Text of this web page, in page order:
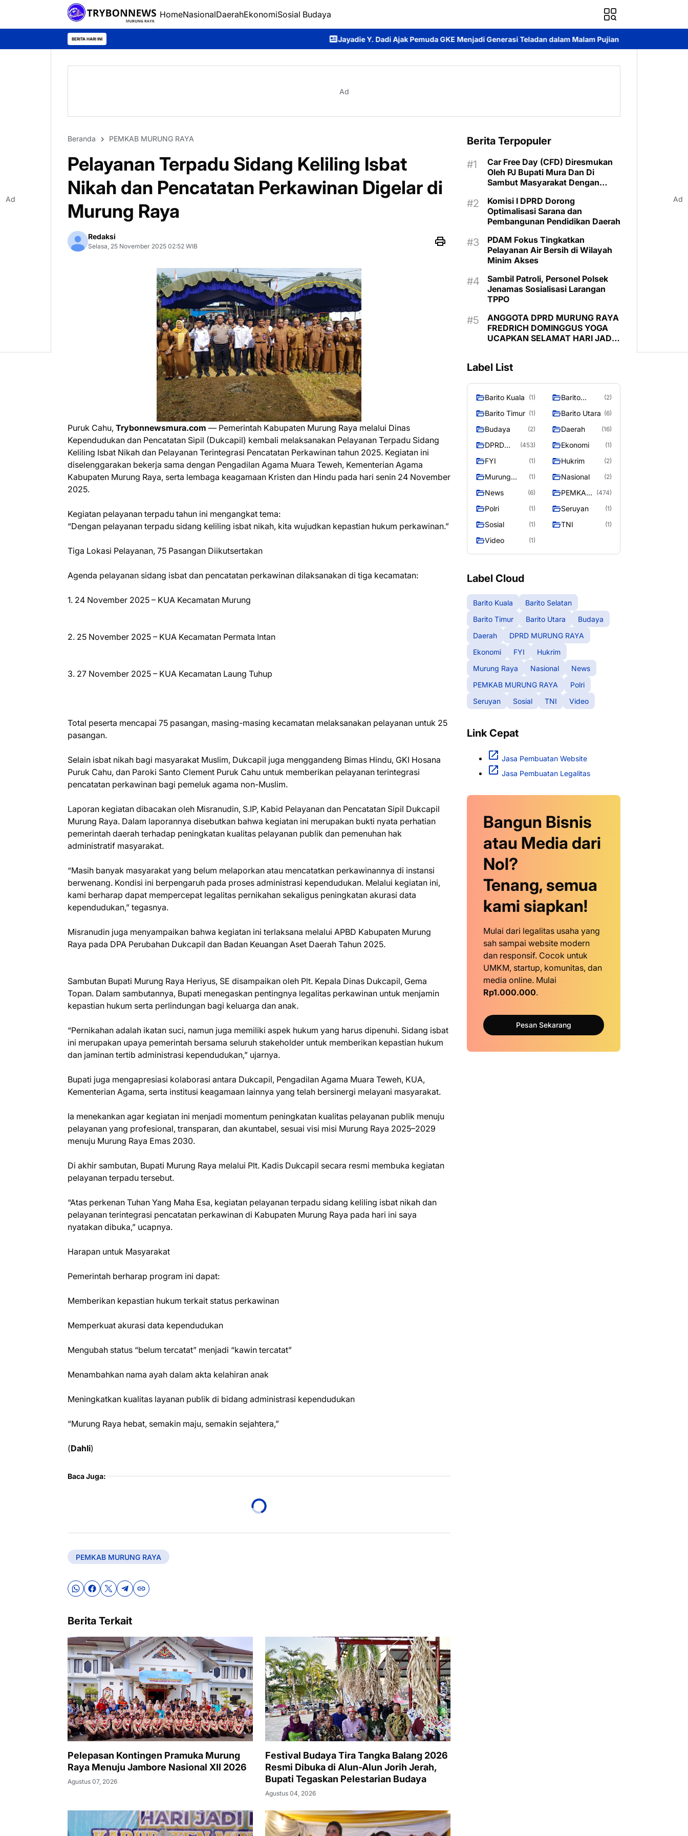
HomeNasionalDaerahEkonomiSosial Budaya
BERITA HARI INI Jayadie Y. Dadi Ajak Pemuda GKE Menjadi Generasi Teladan dalam Malam Pujian Hari Pemuda GKE 2026
Ad
Beranda PEMKAB MURUNG RAYA
Pelayanan Terpadu Sidang Keliling Isbat
Nikah dan Pencatatan Perkawinan Digelar di
Murung Raya
Redaksi
Selasa, 25 November 2025 02:52 WIB
Puruk Cahu, Trybonnewsmura.com — Pemerintah Kabupaten Murung Raya melalui Dinas
Kependudukan dan Pencatatan Sipil (Dukcapil) kembali melaksanakan Pelayanan Terpadu Sidang
Keliling Isbat Nikah dan Pelayanan Terintegrasi Pencatatan Perkawinan tahun 2025. Kegiatan ini
diselenggarakan bekerja sama dengan Pengadilan Agama Muara Teweh, Kementerian Agama
Kabupaten Murung Raya, serta lembaga keagamaan Kristen dan Hindu pada hari senin 24 November
2025.
Kegiatan pelayanan terpadu tahun ini mengangkat tema:
“Dengan pelayanan terpadu sidang keliling isbat nikah, kita wujudkan kepastian hukum perkawinan.”
Tiga Lokasi Pelayanan, 75 Pasangan Diikutsertakan
Agenda pelayanan sidang isbat dan pencatatan perkawinan dilaksanakan di tiga kecamatan:
1. 24 November 2025 – KUA Kecamatan Murung
2. 25 November 2025 – KUA Kecamatan Permata Intan
3. 27 November 2025 – KUA Kecamatan Laung Tuhup
Total peserta mencapai 75 pasangan, masing-masing kecamatan melaksanakan pelayanan untuk 25
pasangan.
Selain isbat nikah bagi masyarakat Muslim, Dukcapil juga menggandeng Bimas Hindu, GKI Hosana
Puruk Cahu, dan Paroki Santo Clement Puruk Cahu untuk memberikan pelayanan terintegrasi
pencatatan perkawinan bagi pemeluk agama non-Muslim.
Laporan kegiatan dibacakan oleh Misranudin, S.IP, Kabid Pelayanan dan Pencatatan Sipil Dukcapil
Murung Raya. Dalam laporannya disebutkan bahwa kegiatan ini merupakan bukti nyata perhatian
pemerintah daerah terhadap peningkatan kualitas pelayanan publik dan pemenuhan hak
administratif masyarakat.
“Masih banyak masyarakat yang belum melaporkan atau mencatatkan perkawinannya di instansi
berwenang. Kondisi ini berpengaruh pada proses administrasi kependudukan. Melalui kegiatan ini,
kami berharap dapat mempercepat legalitas pernikahan sekaligus peningkatan akurasi data
kependudukan,” tegasnya.
Misranudin juga menyampaikan bahwa kegiatan ini terlaksana melalui APBD Kabupaten Murung
Raya pada DPA Perubahan Dukcapil dan Badan Keuangan Aset Daerah Tahun 2025.
Sambutan Bupati Murung Raya Heriyus, SE disampaikan oleh Plt. Kepala Dinas Dukcapil, Gema
Topan. Dalam sambutannya, Bupati menegaskan pentingnya legalitas perkawinan untuk menjamin
kepastian hukum serta perlindungan bagi keluarga dan anak.
“Pernikahan adalah ikatan suci, namun juga memiliki aspek hukum yang harus dipenuhi. Sidang isbat
ini merupakan upaya pemerintah bersama seluruh stakeholder untuk memberikan kepastian hukum
dan jaminan tertib administrasi kependudukan,” ujarnya.
Bupati juga mengapresiasi kolaborasi antara Dukcapil, Pengadilan Agama Muara Teweh, KUA,
Kementerian Agama, serta institusi keagamaan lainnya yang telah bersinergi melayani masyarakat.
Ia menekankan agar kegiatan ini menjadi momentum peningkatan kualitas pelayanan publik menuju
pelayanan yang profesional, transparan, dan akuntabel, sesuai visi misi Murung Raya 2025–2029
menuju Murung Raya Emas 2030.
Di akhir sambutan, Bupati Murung Raya melalui Plt. Kadis Dukcapil secara resmi membuka kegiatan
pelayanan terpadu tersebut.
“Atas perkenan Tuhan Yang Maha Esa, kegiatan pelayanan terpadu sidang keliling isbat nikah dan
pelayanan terintegrasi pencatatan perkawinan di Kabupaten Murung Raya pada hari ini saya
nyatakan dibuka,” ucapnya.
Harapan untuk Masyarakat
Pemerintah berharap program ini dapat:
Memberikan kepastian hukum terkait status perkawinan
Memperkuat akurasi data kependudukan
Mengubah status “belum tercatat” menjadi “kawin tercatat”
Menambahkan nama ayah dalam akta kelahiran anak
Meningkatkan kualitas layanan publik di bidang administrasi kependudukan
“Murung Raya hebat, semakin maju, semakin sejahtera,”
(Dahli)
Baca Juga:
PEMKAB MURUNG RAYA
Berita Terkait
Pelepasan Kontingen Pramuka Murung
Raya Menuju Jambore Nasional XII 2026
Agustus 07, 2026
Festival Budaya Tira Tangka Balang 2026
Resmi Dibuka di Alun-Alun Jorih Jerah,
Bupati Tegaskan Pelestarian Budaya
Agustus 04, 2026
Berita Terpopuler
Car Free Day (CFD) Diresmukan
Oleh PJ Bupati Mura Dan Di
Sambut Masyarakat Dengan
Komisi I DPRD Dorong
Optimalisasi Sarana dan
Pembangunan Pendidikan Daerah
PDAM Fokus Tingkatkan
Pelayanan Air Bersih di Wilayah
Minim Akses
Sambil Patroli, Personel Polsek
Jenamas Sosialisasi Larangan
TPPO
ANGGOTA DPRD MURUNG RAYA
FREDRICH DOMINGGUS YOGA
UCAPKAN SELAMAT HARI JADI
Label List
Barito Kuala (1)
Barito
(2)
Barito Timur (1) Barito Utara (6)
Budaya (2) Daerah (16)
DPRD
RAYA
(453) Ekonomi (1)
FYI (1) Hukrim (2)
Murung
(1) Nasional (2)
News (6)
PEMKAB
RAYA
(474)
Polri (1) Seruyan (1)
Sosial (1) TNI (1)
Video (1)
Label Cloud
Barito Kuala
Barito Selatan
Barito Timur
Barito Utara
Budaya
Daerah
DPRD MURUNG RAYA
Ekonomi
FYI
Hukrim
Murung Raya
Nasional
News
PEMKAB MURUNG RAYA
Polri
Seruyan
Sosial TNI Video
Link Cepat
Jasa Pembuatan Website
Jasa Pembuatan Legalitas
Bangun Bisnis
atau Media dari
Nol?
Tenang, semua
kami siapkan!
Mulai dari legalitas usaha yang
sah sampai website modern
dan responsif. Cocok untuk
UMKM, startup, komunitas, dan
media online. Mulai
Rp1.000.000.
Pesan Sekarang
Ad Ad